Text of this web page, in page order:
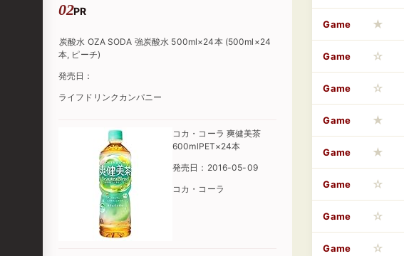
PR
炭酸水 OZA SODA 強炭酸水 500ml×24本 (500ml×24
本, ピーチ)
発売日：
ライフドリンクカンパニー
コカ・コーラ 爽健美茶
600mlPET×24本
発売日：2016-05-09
コカ・コーラ
Game ★
Game ☆
Game ☆
Game ★
Game ★
Game ☆
Game ☆
Game ☆